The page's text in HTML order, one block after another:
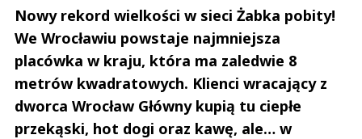
Nowy rekord wielkości w sieci Żabka pobity!
We Wrocławiu powstaje najmniejsza
placówka w kraju, która ma zaledwie 8
metrów kwadratowych. Klienci wracający z
dworca Wrocław Główny kupią tu ciepłe
przekąski, hot dogi oraz kawę, ale… w